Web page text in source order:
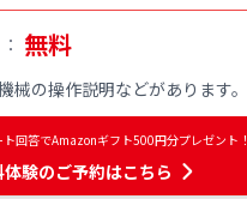
： 無料
械の操作説明などがあります。
回答でAmazonギフト500円分プレゼント！
体験のご予約はこちら